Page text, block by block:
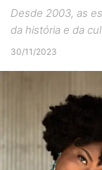
Desde 2003, as
da história e da
30/11/2023